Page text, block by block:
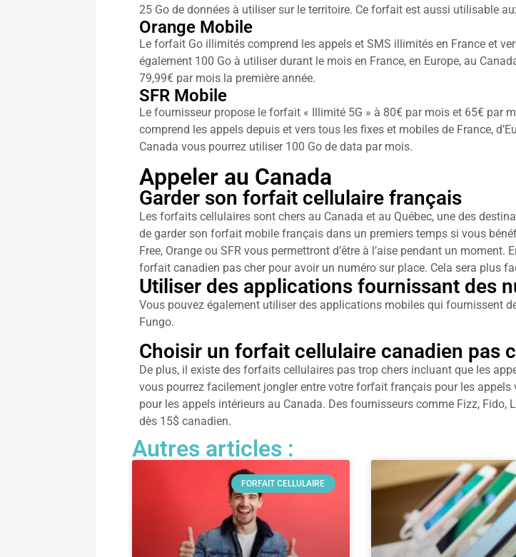
25 Go de données à utiliser sur le territoire. Ce forfait est aussi utilisable
Orange Mobile
Le forfait Go illimités comprend les appels et SMS illimités en France et
également 100 Go à utiliser durant le mois en France, en Europe, au
79,99€ par mois la première année.
SFR Mobile
Le fournisseur propose le forfait « Illimité 5G » à 80€ par mois et 65€ par
comprend les appels depuis et vers tous les fixes et mobiles de France,
Canada vous pourrez utiliser 100 Go de data par mois.
Appeler au Canada
Garder son forfait cellulaire français
Les forfaits cellulaires sont chers au Canada et au Québec, une des
de garder son forfait mobile français dans un premiers temps si vous
Free, Orange ou SFR vous permettront d’être à l’aise pendant un
forfait canadien pas cher pour avoir un numéro sur place. Cela sera plus
Utiliser des applications fournissant des
Vous pouvez également utiliser des applications mobiles qui fournissent
Fungo.
Choisir un forfait cellulaire canadien pas
De plus, il existe des forfaits cellulaires pas trop chers incluant que les
vous pourrez facilement jongler entre votre forfait français pour les
pour les appels intérieurs au Canada. Des fournisseurs comme Fizz,
dès 15$ canadien.
Autres articles :
FORFAIT CELLULAIRE